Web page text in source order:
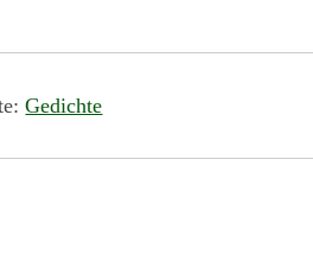
Gedichte